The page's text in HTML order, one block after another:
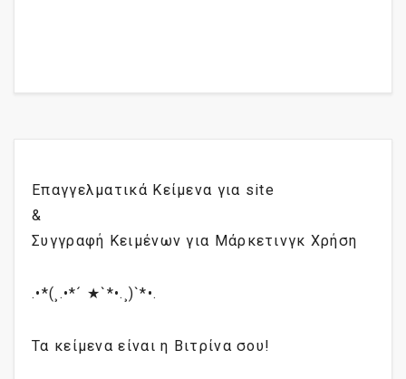
Επαγγελματικά Κείμενα για site
&
Συγγραφή Κειμένων για Μάρκετινγκ Χρήση
.•*(¸.•*´ ★`*•.¸)`*•.
Τα κείμενα είναι η Βιτρίνα σου!